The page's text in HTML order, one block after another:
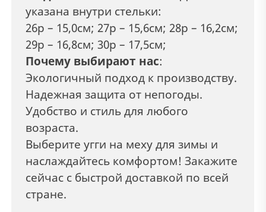
указана внутри стельки:
26р – 15,0см; 27р – 15,6см; 28р – 16,2см;
29р – 16,8см; 30р – 17,5см;
Почему выбирают нас:
Экологичный подход к производству.
Надежная защита от непогоды.
Удобство и стиль для любого
возраста.
Выберите угги на меху для зимы и
наслаждайтесь комфортом! Закажите
сейчас с быстрой доставкой по всей
стране.